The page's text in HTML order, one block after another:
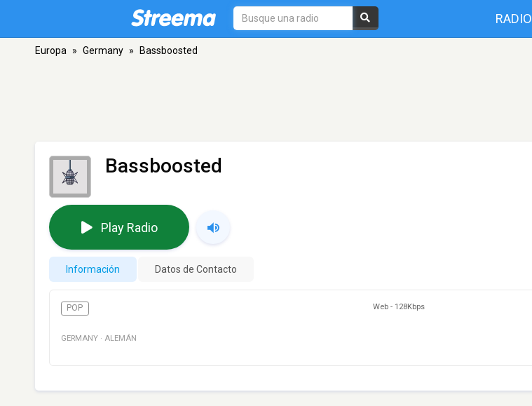
RADIO
Europa » Germany » Bassboosted
Bassboosted
Play Radio
Información Datos de Contacto
POP Web - 128Kbps
GERMANY · ALEMÁN